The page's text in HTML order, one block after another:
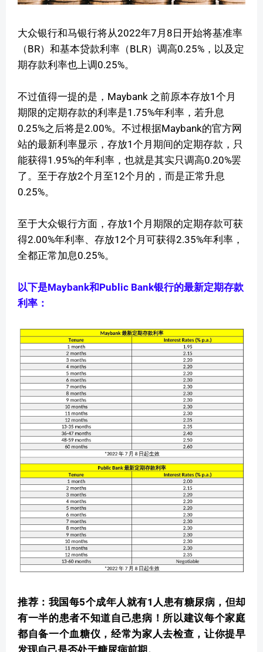
大众银行和马银行将从2022年7月8日开始将基准率
（BR）和基本贷款利率（BLR）调高0.25%，以及定
期存款利率也上调0.25%。
不过值得一提的是，Maybank 之前原本存放1个月
期限的定期存款的利率是1.75%年利率，若升息
0.25%之后将是2.00%。不过根据Maybank的官方网
站的最新利率显示，存放1个月期间的定期存款，只
能获得1.95%的年利率，也就是其实只调高0.20%罢
了。至于存放2个月至12个月的，而是正常升息
0.25%。
至于大众银行方面，存放1个月期限的定期存款可获
得2.00%年利率、存放12个月可获得2.35%年利率，
全都正常加息0.25%。
以下是Maybank和Public Bank银行的最新定期存款
利率：
推荐：我国每5个成年人就有1人患有糖尿病，但却
有一半的患者不知道自己患病！所以建议每个家庭
都自备一个血糖仪，经常为家人去检查，让你提早